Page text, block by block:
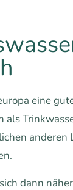
eine
als
dann